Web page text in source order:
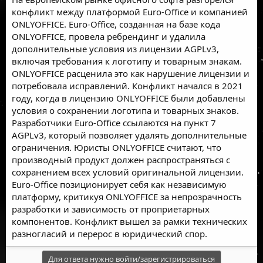
конфликт между платформой Euro-Office и компанией
ONLYOFFICE. Euro-Office, созданная на базе кода
ONLYOFFICE, провела ребрендинг и удалила
дополнительные условия из лицензии AGPLv3,
включая требования к логотипу и товарным знакам.
ONLYOFFICE расценила это как нарушение лицензии и
потребовала исправлений. Конфликт начался в 2021
году, когда в лицензию ONLYOFFICE были добавлены
условия о сохранении логотипа и товарных знаков.
Разработчики Euro-Office ссылаются на пункт 7
AGPLv3, который позволяет удалять дополнительные
ограничения. Юристы ONLYOFFICE считают, что
производный продукт должен распространяться с
сохранением всех условий оригинальной лицензии.
Euro-Office позиционирует себя как независимую
платформу, критикуя ONLYOFFICE за непрозрачность
разработки и зависимость от проприетарных
компонентов. Конфликт вышел за рамки технических
разногласий и перерос в юридический спор.
Для ответа нужно войти/зарегистрироваться